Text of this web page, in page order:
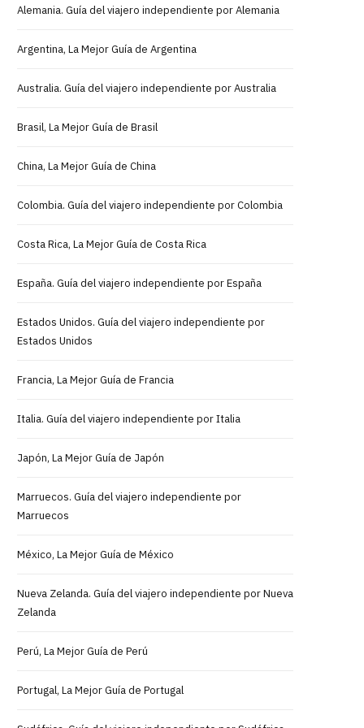
Alemania. Guía del viajero independiente por Alemania
Argentina, La Mejor Guía de Argentina
Australia. Guía del viajero independiente por Australia
Brasil, La Mejor Guía de Brasil
China, La Mejor Guía de China
Colombia. Guía del viajero independiente por Colombia
Costa Rica, La Mejor Guía de Costa Rica
España. Guía del viajero independiente por España
Estados Unidos. Guía del viajero independiente por
Estados Unidos
Francia, La Mejor Guía de Francia
Italia. Guía del viajero independiente por Italia
Japón, La Mejor Guía de Japón
Marruecos. Guía del viajero independiente por
Marruecos
México, La Mejor Guía de México
Nueva Zelanda. Guía del viajero independiente por Nueva
Zelanda
Perú, La Mejor Guía de Perú
Portugal, La Mejor Guía de Portugal